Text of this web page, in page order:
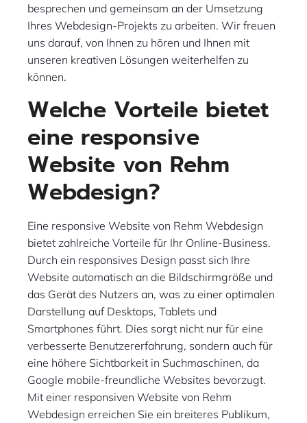
besprechen und gemeinsam an der Umsetzung
Ihres Webdesign-Projekts zu arbeiten. Wir freuen
uns darauf, von Ihnen zu hören und Ihnen mit
unseren kreativen Lösungen weiterhelfen zu
können.
Welche Vorteile bietet
eine responsive
Website von Rehm
Webdesign?
Eine responsive Website von Rehm Webdesign
bietet zahlreiche Vorteile für Ihr Online-Business.
Durch ein responsives Design passt sich Ihre
Website automatisch an die Bildschirmgröße und
das Gerät des Nutzers an, was zu einer optimalen
Darstellung auf Desktops, Tablets und
Smartphones führt. Dies sorgt nicht nur für eine
verbesserte Benutzererfahrung, sondern auch für
eine höhere Sichtbarkeit in Suchmaschinen, da
Google mobile-freundliche Websites bevorzugt.
Mit einer responsiven Website von Rehm
Webdesign erreichen Sie ein breiteres Publikum,